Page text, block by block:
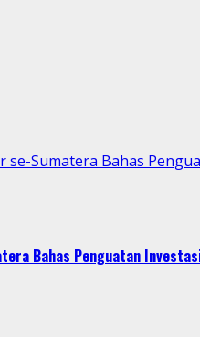
Sumatera Bahas
Bahas Penguatan